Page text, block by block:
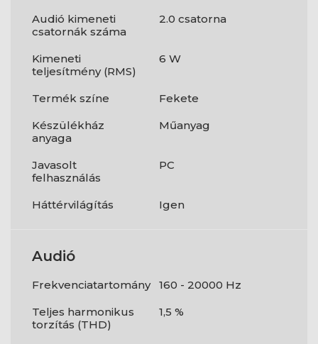
Audió kimeneti
csatornák száma
2.0 csatorna
Kimeneti
teljesítmény (RMS)
6 W
Termék színe
Fekete
Készülékház
anyaga
Műanyag
Javasolt
felhasználás
PC
Háttérvilágítás Igen
Audió
Frekvenciatartomány
160 - 20000 Hz
Teljes harmonikus
torzítás (THD)
1,5 %